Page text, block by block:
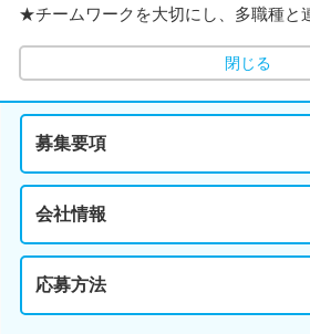
★チームワークを大切にし、多職種と
閉じる
募集要項
会社情報
応募方法